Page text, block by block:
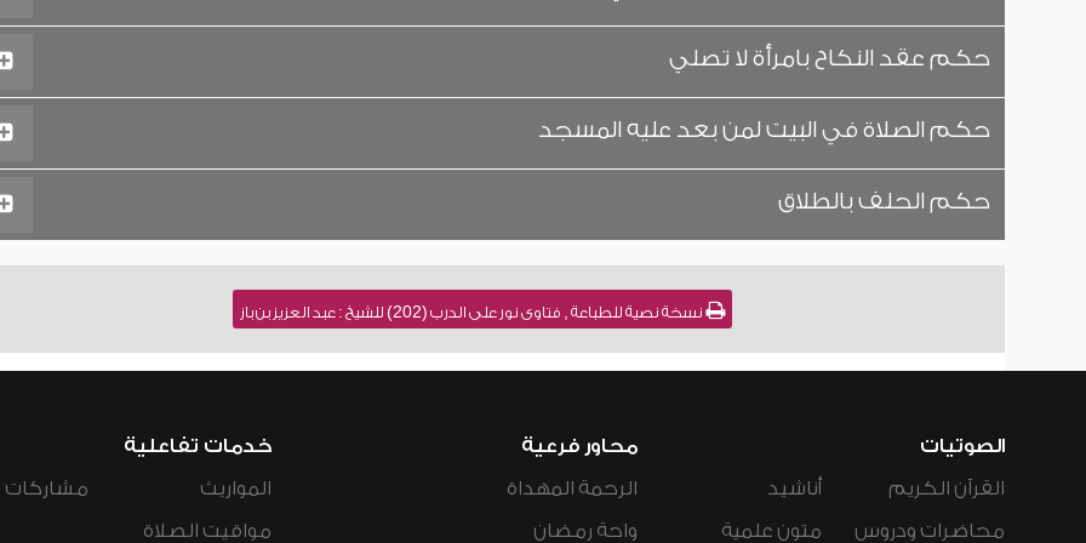
حكم عقد النكاح بامرأة لا تصلي
حكم الصلاة في البيت لمن بعد عليه المسجد
حكم الحلف بالطلاق
نسخة نصية للطباعة , فتاوى نور على الدرب (202) للشيخ : عبد العزيز بن باز
الصوتيات
القرآن الكريم
محاضرات ودروس
أناشيد
متون علمية
محاور فرعية
الرحمة المهداة
واحة رمضان
خدمات تفاعلية
المواريث
مواقيت الصلاة
مشاركات